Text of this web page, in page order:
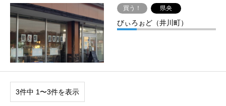
買う！ 県央
びぃろぉど（井川町）
3件中 1〜3件を表示